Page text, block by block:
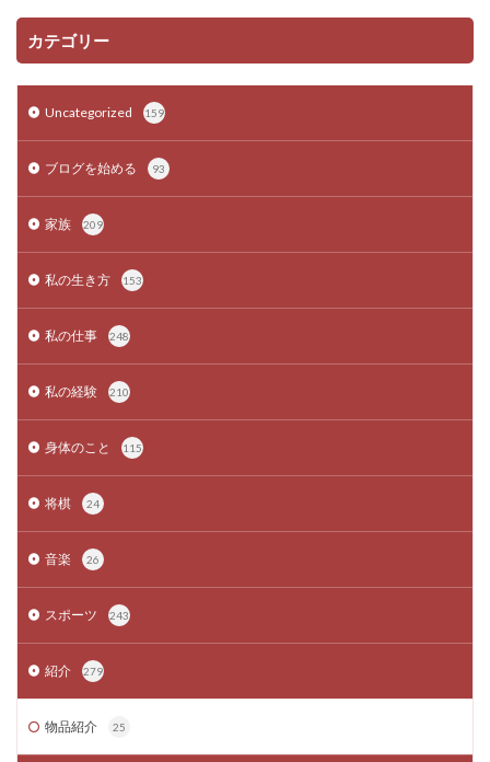
カテゴリー
Uncategorized 159
ブログを始める 93
家族 209
私の生き方 153
私の仕事 248
私の経験 210
身体のこと 115
将棋 24
音楽 26
スポーツ 243
紹介 279
物品紹介 25